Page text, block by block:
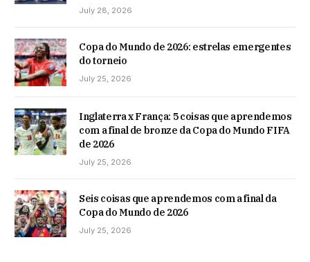
July 28, 2026
Copa do Mundo de 2026: estrelas emergentes
do torneio
July 25, 2026
Inglaterra x França: 5 coisas que aprendemos
com a final de bronze da Copa do Mundo FIFA
de 2026
July 25, 2026
Seis coisas que aprendemos com a final da
Copa do Mundo de 2026
July 25, 2026